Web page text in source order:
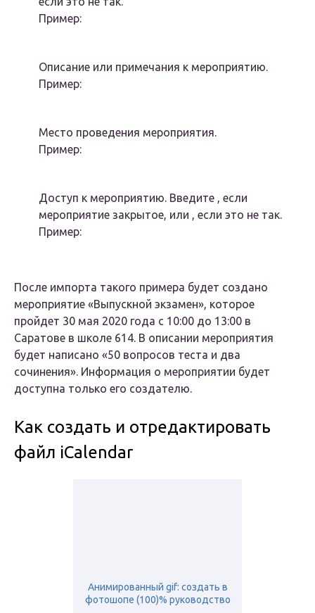
Пример:
Описание или примечания к мероприятию.
Пример:
Место проведения мероприятия.
Пример:
Доступ к мероприятию. Введите , если
мероприятие закрытое, или , если это не так.
Пример:
После импорта такого примера будет создано
мероприятие «Выпускной экзамен», которое
пройдет 30 мая 2020 года с 10:00 до 13:00 в
Саратове в школе 614. В описании мероприятия
будет написано «50 вопросов теста и два
сочинения». Информация о мероприятии будет
доступна только его создателю.
Как создать и отредактировать
файл iCalendar
Анимированный gif: создать в
фотошопе (100)% руководство